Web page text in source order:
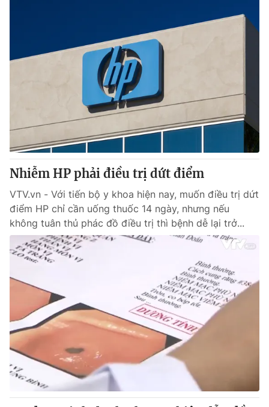
Đài Truyền hình Việt Nam
Cơ quan báo chí:
Thời báo VTV
Giấy phép hoạt động báo in và báo điện tử số 483/GP-BTTTT
cấp ngày 29/12/2023
Tổng Biên tập:Vũ Thanh Thủy
Phó Tổng Biên tập: Nguyễn Thị Mỹ Hạnh, Phạm Quốc Thắng,
Nguyễn Trọng Ninh
Tổng đài VTV:024.38 355 931 - 024.38 355 932
Ðiện thoại Thời báo VTV:024.66 897 897
Email:toasoan@vtv.vn
Nhiễm HP phải điều trị dứt điểm
VTV.vn - Với tiến bộ y khoa hiện nay, muốn điều trị dứt
điểm HP chỉ cần uống thuốc 14 ngày, nhưng nếu
không tuân thủ phác đồ điều trị thì bệnh dễ lại trở...